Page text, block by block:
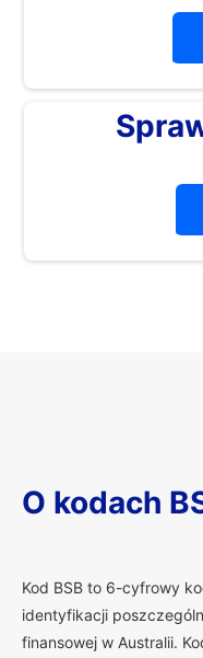
O kodach
Kod BSB to 6-cyfrowy
identyfikacji
finansowej w Australii.